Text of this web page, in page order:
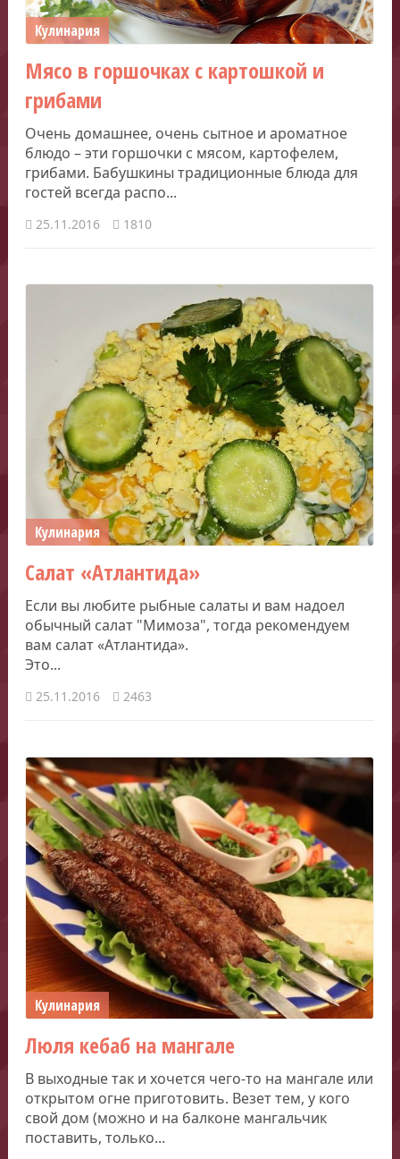
Кулинария
Мясо в горшочках с картошкой и
грибами
Очень домашнее, очень сытное и ароматное
блюдо – эти горшочки с мясом, картофелем,
грибами. Бабушкины традиционные блюда для
гостей всегда распо...
25.11.2016 1810
Кулинария
​Салат «Атлантида»
Если вы любите рыбные салаты и вам надоел
обычный салат "Мимоза", тогда рекомендуем
вам салат ​«Атлантида».
Это...
25.11.2016 2463
Кулинария
Люля кебаб на мангале
В выходные так и хочется чего-то на мангале или
открытом огне приготовить. Везет тем, у кого
свой дом (можно и на балконе мангальчик
поставить, только...